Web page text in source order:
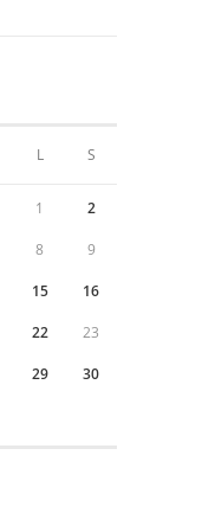
L S
1 2
8 9
15 16
22 23
29 30